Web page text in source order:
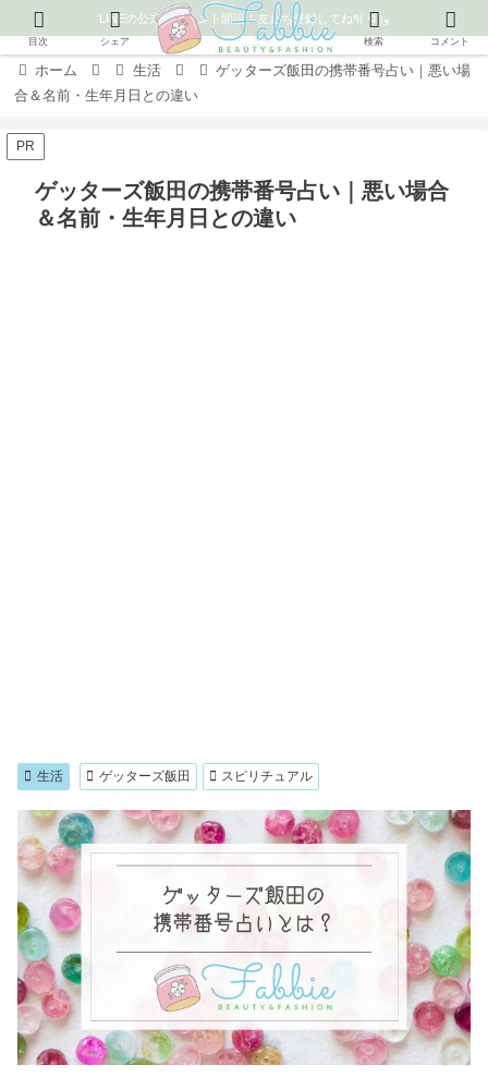
LINEの公式アカウント開設！友だち登録してね٩( ᐛ )و
ホーム 生活
ゲッターズ飯田の携帯番号占い｜悪い場
合＆名前・生年月日との違い
PR
ゲッターズ飯田の携帯番号占い｜悪い場合
＆名前・生年月日との違い
生活 ゲッターズ飯田 スピリチュアル
目次 シェア 検索 コメント